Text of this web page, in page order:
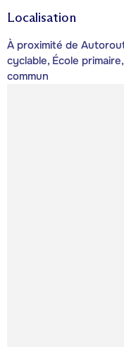
Localisation
À proximité de
cyclable, École
commun